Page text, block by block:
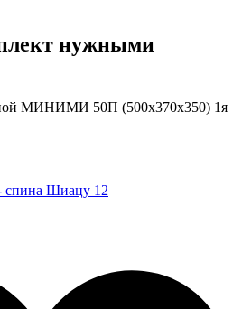
нужными
МИНИМИ 50П (500x370x350) 1я
спина Шиацу 12